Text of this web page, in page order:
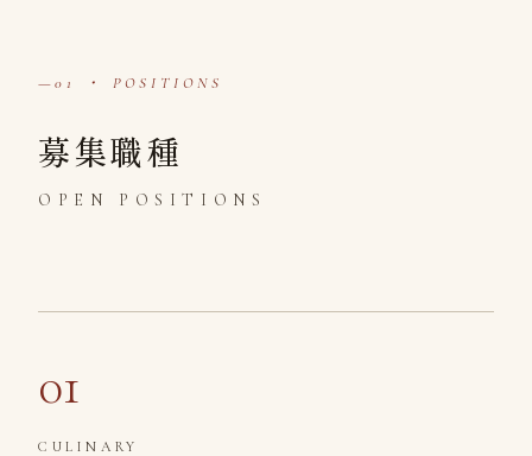
01 ・ POSITIONS
募集職種
OPEN POSITIONS
01
CULINARY